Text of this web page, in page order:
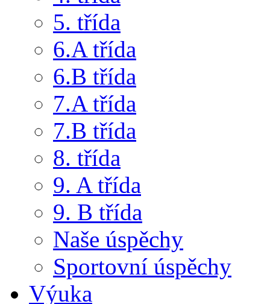
5. třída
6.A třída
6.B třída
7.A třída
7.B třída
8. třída
9. A třída
9. B třída
Naše úspěchy
Sportovní úspěchy
Výuka